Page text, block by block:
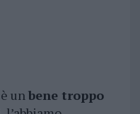
unbene troppo